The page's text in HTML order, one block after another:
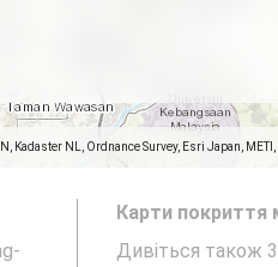
Kadaster NL, Ordnance Survey, Esri Japan,
Карти покриття
Дивіться також